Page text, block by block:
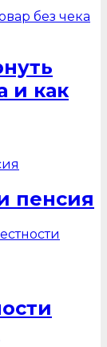
и как
пенсия